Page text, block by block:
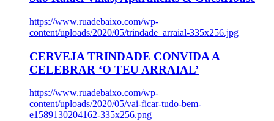
https://www.ruadebaixo.com/wp-
content/uploads/2020/05/trindade_arraial-335x256.jpg
CERVEJA TRINDADE CONVIDA A
CELEBRAR ‘O TEU ARRAIAL’
https://www.ruadebaixo.com/wp-
content/uploads/2020/05/vai-ficar-tudo-bem-
e1589130204162-335x256.png